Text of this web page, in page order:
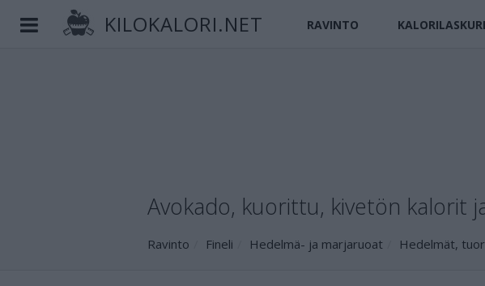
KILOKALORI.NET RAVINTO KALORILASKURI
Avokado, kuorittu, kivetön kalorit
Ravinto Fineli Hedelmä- ja marjaruoat Hedelmät,